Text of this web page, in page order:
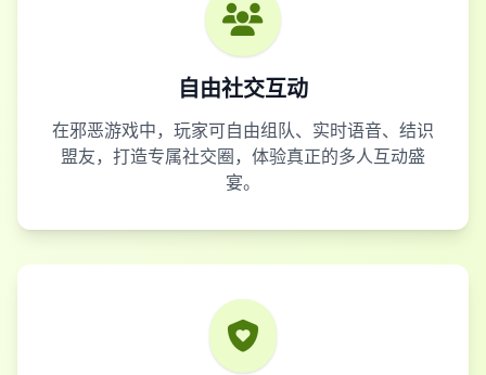
自由社交互动
在邪恶游戏中，玩家可自由组队、实时语音、结识
盟友，打造专属社交圈，体验真正的多人互动盛
宴。